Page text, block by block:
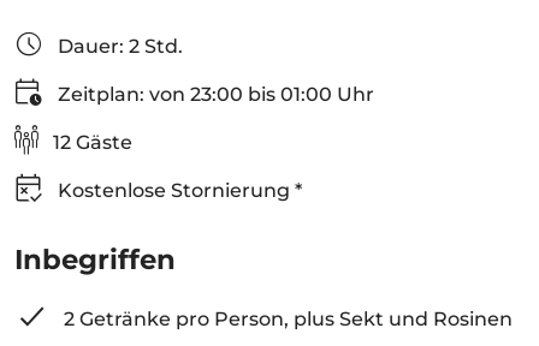
Dauer: 2 Std.
Zeitplan: von 23:00 bis 01:00 Uhr
12 Gäste
Kostenlose Stornierung *
Inbegriffen
2 Getränke pro Person, plus Sekt und Rosinen